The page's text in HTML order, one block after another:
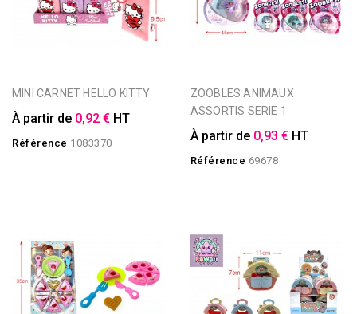
MINI CARNET HELLO KITTY
À partir de 0,92 € HT
Référence 1083370
ZOOBLES ANIMAUX
ASSORTIS SERIE 1
À partir de 0,93 € HT
Référence 69678